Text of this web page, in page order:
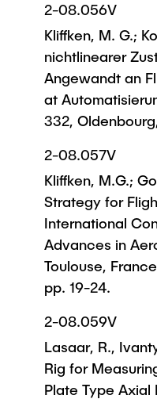
2-08.056V
Kliffken, M. G.;
nichtlinearer
Angewandt an
at
332,
2-08.057V
Kliffken, M.G.;
Strategy for
International
Advances in
Toulouse,
pp. 19-24.
2-08.059V
Lasaar, R.,
Rig for
Plate Type Axial